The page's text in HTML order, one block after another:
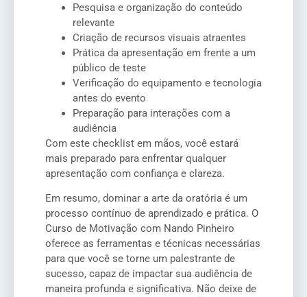
Pesquisa e organização do conteúdo
relevante
Criação de recursos visuais atraentes
Prática da apresentação em frente a um
público de teste
Verificação do equipamento e tecnologia
antes do evento
Preparação para interações com a
audiência
Com este checklist em mãos, você estará
mais preparado para enfrentar qualquer
apresentação com confiança e clareza.
Em resumo, dominar a arte da oratória é um
processo contínuo de aprendizado e prática. O
Curso de Motivação com Nando Pinheiro
oferece as ferramentas e técnicas necessárias
para que você se torne um palestrante de
sucesso, capaz de impactar sua audiência de
maneira profunda e significativa. Não deixe de